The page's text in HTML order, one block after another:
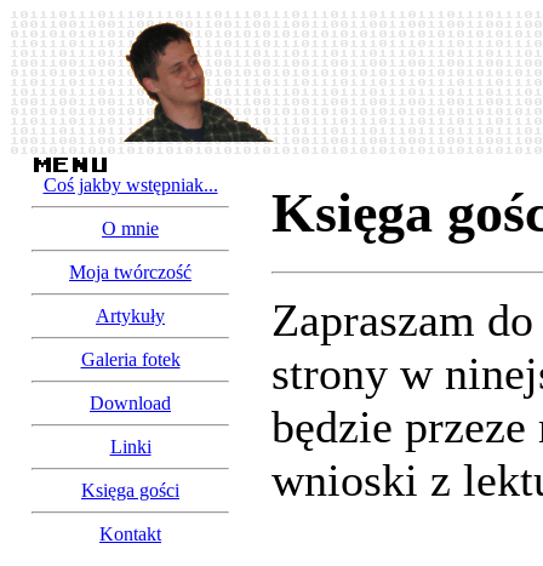
Coś jakby wstępniak...
O mnie
Moja twórczość
Artykuły
Galeria fotek
Download
Linki
Księga gości
Kontakt
Księga
Zapraszam
strony w
będzie przeze
wnioski z